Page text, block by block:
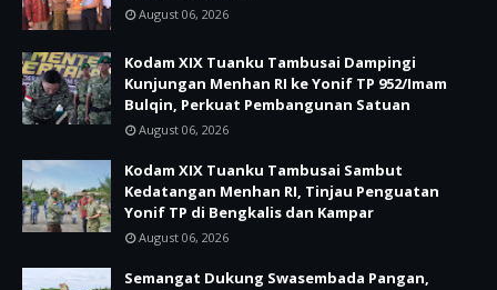
August 06, 2026
Kodam XIX Tuanku Tambusai Dampingi
Kunjungan Menhan RI ke Yonif TP 952/Imam
Bulqin, Perkuat Pembangunan Satuan
August 06, 2026
Kodam XIX Tuanku Tambusai Sambut
Kedatangan Menhan RI, Tinjau Penguatan
Yonif TP di Bengkalis dan Kampar
August 06, 2026
Semangat Dukung Swasembada Pangan,